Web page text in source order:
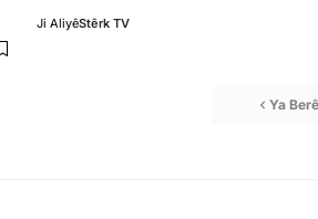
Ji AliyêStêrk TV
Ya Berê